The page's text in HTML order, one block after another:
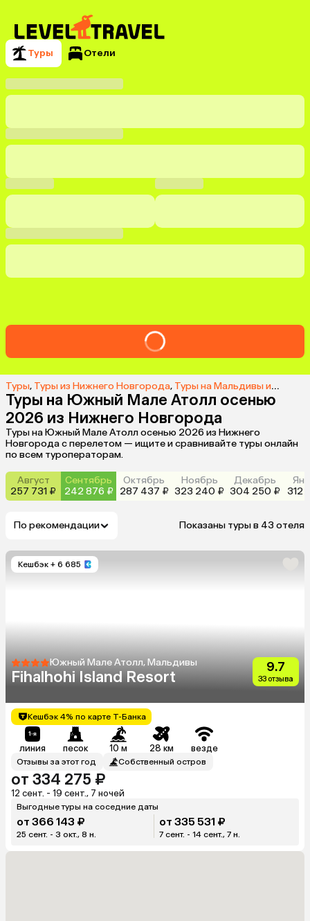
Туры Отели
Туры, Туры из Нижнего Новгорода, Туры на Мальдивы из Нижнего Новгорода
Туры на Южный Мале Атолл осенью
2026 из Нижнего Новгорода
Туры на Южный Мале Атолл осенью 2026 из Нижнего
Новгорода с перелетом — ищите и сравнивайте туры онлайн
по всем туроператорам.
Август
257 731 ₽
Сентябрь
242 876 ₽
Октябрь
287 437 ₽
Ноябрь
323 240 ₽
Декабрь
304 250 ₽
312
По рекомендации Показаны туры в 43 отеля
Кешбэк + 6 685
Южный Мале Атолл, Мальдивы
Fihalhohi Island Resort
9.7
33 отзыва
Кешбэк 4% по карте Т-Банка
линия песок 10 м 28 км везде
Отзывы за этот год Собственный остров
от 334 275 ₽
12 сент. - 19 сент., 7 ночей
Выгодные туры на соседние даты
от 366 143 ₽
25 сент. - 3 окт., 8 н.
от 335 531 ₽
7 сент. - 14 сент., 7 н.